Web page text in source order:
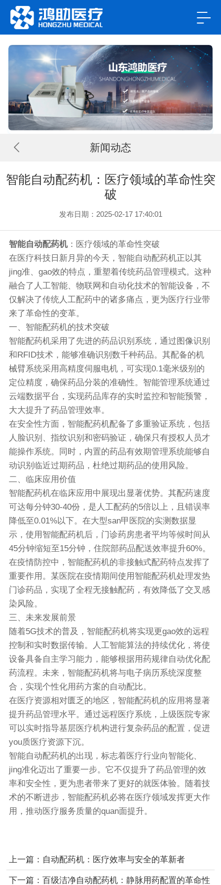
新闻动态
智能自动配药机：医疗领域的革命性突
破
发布日期：2025-02-17 17:40:01
智能自动配药机：医疗领域的革命性突破
在医疗科技日新月异的今天，智能自动配药机正以其
jing准、gao效的特点，重塑着传统药品管理模式。这种
融合了人工智能、物联网和自动化技术的智能设备，不
仅解决了传统人工配药中的诸多痛点，更为医疗行业带
来了革命性的变革。
一、智能配药机的技术突破
智能配药机采用了先进的药品识别系统，通过图像识别
和RFID技术，能够准确识别数千种药品。其配备的机
械臂系统采用高精度伺服电机，可实现0.1毫米级别的
定位精度，确保药品分装的准确性。智能管理系统通过
云端数据平台，实现药品库存的实时监控和智能预警，
大大提升了药品管理效率。
在安全性方面，智能配药机配备了多重验证系统，包括
人脸识别、指纹识别和密码验证，确保只有授权人员才
能操作系统。同时，内置的药品有效期管理系统能够自
动识别临近过期药品，杜绝过期药品的使用风险。
二、临床应用价值
智能配药机在临床应用中展现出显著优势。其配药速度
可达每分钟30-40份，是人工配药的5倍以上，且错误率
降低至0.01%以下。在大型san甲医院的实测数据显
示，使用智能配药机后，门诊药房患者平均等候时间从
45分钟缩短至15分钟，住院部药品配送效率提升60%。
在疫情防控中，智能配药机的非接触式配药特点发挥了
重要作用。某医院在疫情期间使用智能配药机处理发热
门诊药品，实现了全程无接触配药，有效降低了交叉感
染风险。
三、未来发展前景
随着5G技术的普及，智能配药机将实现更gao效的远程
控制和实时数据传输。人工智能算法的持续优化，将使
设备具备自主学习能力，能够根据用药规律自动优化配
药流程。未来，智能配药机将与电子病历系统深度整
合，实现个性化用药方案的自动配比。
在医疗资源相对匮乏的地区，智能配药机的应用将显著
提升药品管理水平。通过远程医疗系统，上级医院专家
可以实时指导基层医疗机构进行复杂药品的配置，促进
you质医疗资源下沉。
智能自动配药机的出现，标志着医疗行业向智能化、
jing准化迈出了重要一步。它不仅提升了药品管理的效
率和安全性，更为患者带来了更好的就医体验。随着技
术的不断进步，智能配药机必将在医疗领域发挥更大作
用，推动医疗服务质量的quan面提升。
上一篇： 自动配药机：医疗效率与安全的革新者
下一篇： 百级洁净自动配药机：静脉用药配置的革命性